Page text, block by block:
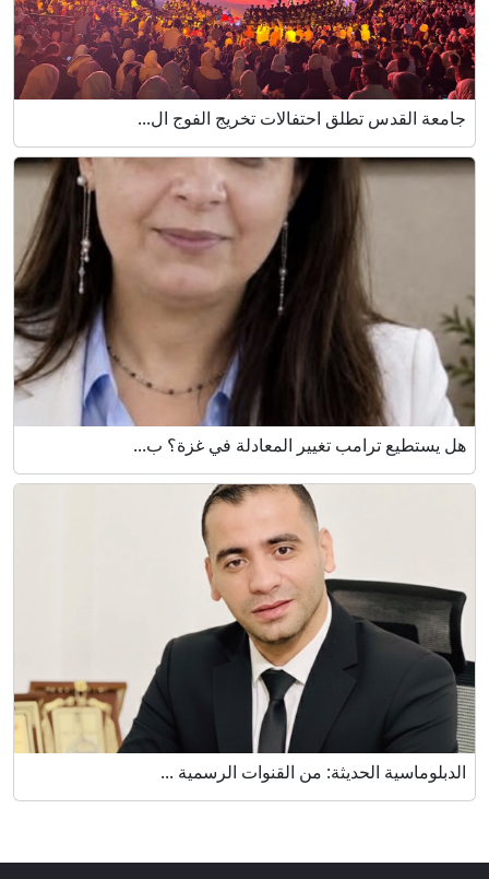
جامعة القدس تطلق احتفالات تخريج الفوج ال...
هل يستطيع ترامب تغيير المعادلة في غزة؟ ب...
الدبلوماسية الحديثة: من القنوات الرسمية ...